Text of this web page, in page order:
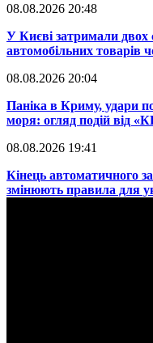
08.08.2026 20:48
​У Києві затримали двох
автомобільних товарів
08.08.2026 20:04
Паніка в Криму, удари
моря: огляд подій від
08.08.2026 19:41
​Кінець автоматичного
змінюють правила для